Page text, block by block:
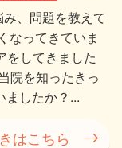
、問題を教えて
なってきていま
してきました
院を知ったきっ
ましたか？...
はこちら